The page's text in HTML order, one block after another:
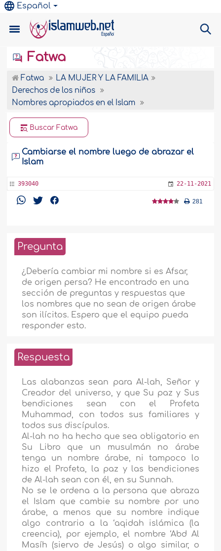
Español
Fatwa
Fatwa
LA MUJER Y LA FAMILIA
Derechos de los niños
Nombres apropiados en el Islam
Buscar Fatwa
Cambiarse el nombre luego de abrazar el
Islam
393040 22-11-2021
281
Pregunta
¿Debería cambiar mi nombre si es Afsar,
de origen persa? He encontrado en una
sección de preguntas y respuestas que
los nombres que no sean de origen árabe
son ilícitos. Espero que el equipo pueda
responder esto.
Respuesta
Las alabanzas sean para Al-lah, Señor y
Creador del universo, y que Su paz y Sus
bendiciones sean con el Profeta
Muhammad, con todos sus familiares y
todos sus discípulos.
Al-lah no ha hecho que sea obligatorio en
Su Libro que un musulmán no árabe
tenga un nombre árabe, ni tampoco lo
hizo el Profeta, la paz y las bendiciones
de Al-lah sean con él, en su Sunnah.
No se le ordena a la persona que abraza
el Islam que cambie su nombre por uno
árabe, a menos que su nombre indique
algo contrario a la ‘aqidah islámica (la
creencia), por ejemplo, el nombre ‘Abd Al
Masíh (siervo de Jesús) o algo similar, o